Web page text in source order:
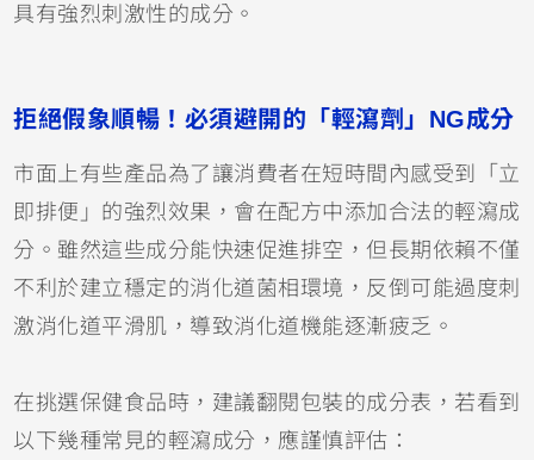
具有強烈刺激性的成分。
拒絕假象順暢！必須避開的「輕瀉劑」NG成分
市面上有些產品為了讓消費者在短時間內感受到「立
即排便」的強烈效果，會在配方中添加合法的輕瀉成
分。雖然這些成分能快速促進排空，但長期依賴不僅
不利於建立穩定的消化道菌相環境，反倒可能過度刺
激消化道平滑肌，導致消化道機能逐漸疲乏。
在挑選保健食品時，建議翻閱包裝的成分表，若看到
以下幾種常見的輕瀉成分，應謹慎評估：